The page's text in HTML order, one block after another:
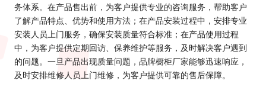
务体系。在产品售出前，为客户提供专业的咨询服务，帮助客户
了解产品特点、优势和使用方法；在产品安装过程中，安排专业
安装人员上门服务，确保安装质量符合标准；在产品使用过程
中，为客户提供定期回访、保养维护等服务，及时解决客户遇到
的问题。一旦产品出现质量问题，品牌橱柜厂家能够迅速响应，
及时安排维修人员上门维修，为客户提供可靠的售后保障。